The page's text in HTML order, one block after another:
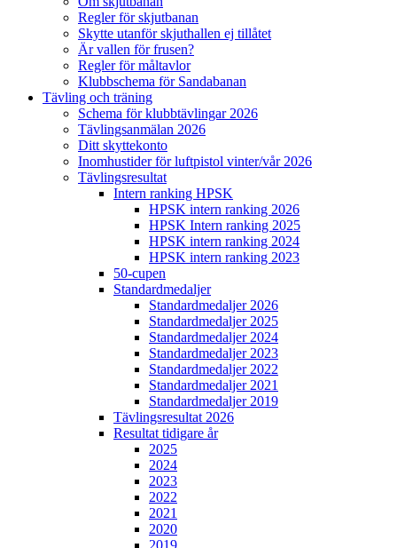
Regler för skjutbanan
Skytte utanför skjuthallen ej tillåtet
Är vallen för frusen?
Regler för måltavlor
Klubbschema för Sandabanan
Tävling och träning
Schema för klubbtävlingar 2026
Tävlingsanmälan 2026
Ditt skyttekonto
Inomhustider för luftpistol vinter/vår 2026
Tävlingsresultat
Intern ranking HPSK
HPSK intern ranking 2026
HPSK Intern ranking 2025
HPSK intern ranking 2024
HPSK intern ranking 2023
50-cupen
Standardmedaljer
Standardmedaljer 2026
Standardmedaljer 2025
Standardmedaljer 2024
Standardmedaljer 2023
Standardmedaljer 2022
Standardmedaljer 2021
Standardmedaljer 2019
Tävlingsresultat 2026
Resultat tidigare år
2025
2024
2023
2022
2021
2020
2019